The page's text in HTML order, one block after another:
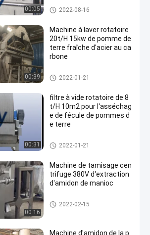
00:05
Machine de développement d'a
midon de manioc
2022-08-16
00:39
Machine à laver rotatoire
20t/H 15kw de pomme de
terre fraîche d'acier au ca
rbone
Machine de fécule de pommes
de terre
2022-01-21
00:31
filtre à vide rotatoire de 8
t/H 10m2 pour l'asséchag
e de fécule de pommes d
e terre
Machine de fécule de pommes
de terre
2022-01-21
00:16
Machine de tamisage cen
trifuge 380V d'extraction
d'amidon de manioc
Système de chaudière
2022-02-15
Machine d'amidon de la p